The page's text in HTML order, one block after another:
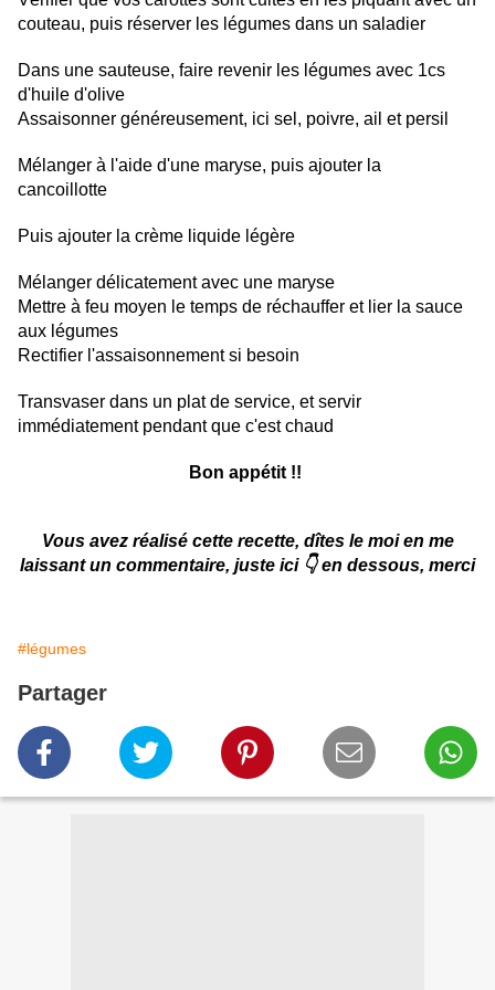
couteau, puis réserver les légumes dans un saladier
Dans une sauteuse, faire revenir les légumes avec 1cs
d'huile d'olive
Assaisonner généreusement, ici sel, poivre, ail et persil
Mélanger à l'aide d'une maryse, puis ajouter la
cancoillotte
Puis ajouter la crème liquide légère
Mélanger délicatement avec une maryse
Mettre à feu moyen le temps de réchauffer et lier la sauce
aux légumes
Rectifier l'assaisonnement si besoin
Transvaser dans un plat de service, et servir
immédiatement pendant que c'est chaud
Bon appétit !!
Vous avez réalisé cette recette, dîtes le moi en me
laissant un commentaire, juste ici 👇 en dessous, merci
#légumes
Partager